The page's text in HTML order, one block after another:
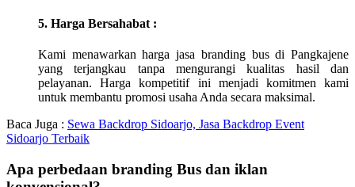
5. Harga Bersahabat :
Kami menawarkan harga jasa branding bus di Pangkajene
yang terjangkau tanpa mengurangi kualitas hasil dan
pelayanan. Harga kompetitif ini menjadi komitmen kami
untuk membantu promosi usaha Anda secara maksimal.
Baca Juga : Sewa Backdrop Sidoarjo, Jasa Backdrop Event
Sidoarjo Terbaik
Apa perbedaan branding Bus dan iklan